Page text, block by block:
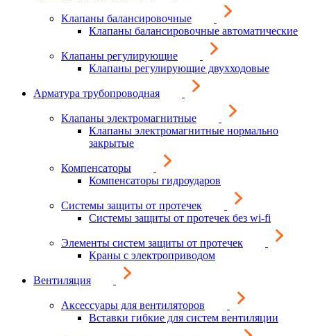
Клапаны балансировочные
Клапаны балансировочные автоматические
Клапаны регулирующие
Клапаны регулирующие двухходовые
Арматура трубопроводная
Клапаны электромагнитные
Клапаны электромагнитные нормально
закрытые
Компенсаторы
Компенсаторы гидроударов
Системы защиты от протечек
Системы защиты от протечек без wi-fi
Элементы систем защиты от протечек
Краны с электроприводом
Вентиляция
Аксессуары для вентиляторов
Вставки гибкие для систем вентиляции